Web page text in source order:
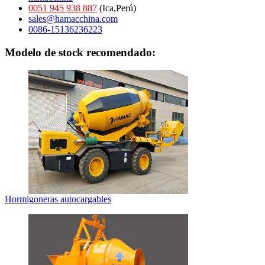
0051 945 938 887 (Ica,Perú)
sales@hamacchina.com
0086-15136236223
Modelo de stock recomendado:
Hormigoneras autocargables